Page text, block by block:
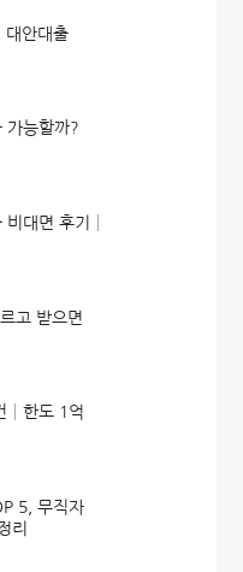
대안대출
가능할까?
비대면 후기│
고 받으면
│한도 1억
5, 무직자
리